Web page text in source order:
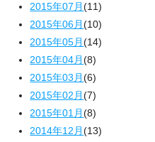
2015年07月(11)
2015年06月(10)
2015年05月(14)
2015年04月(8)
2015年03月(6)
2015年02月(7)
2015年01月(8)
2014年12月(13)